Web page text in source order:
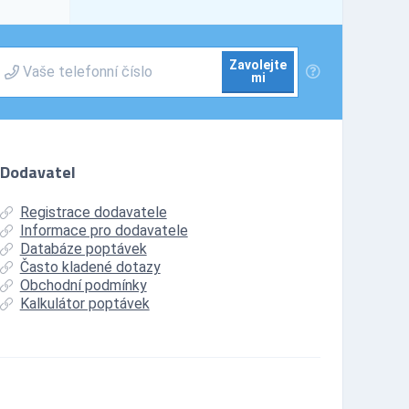
Zavolejte
mi
Dodavatel
Registrace dodavatele
Informace pro dodavatele
Databáze poptávek
Často kladené dotazy
Obchodní podmínky
Kalkulátor poptávek